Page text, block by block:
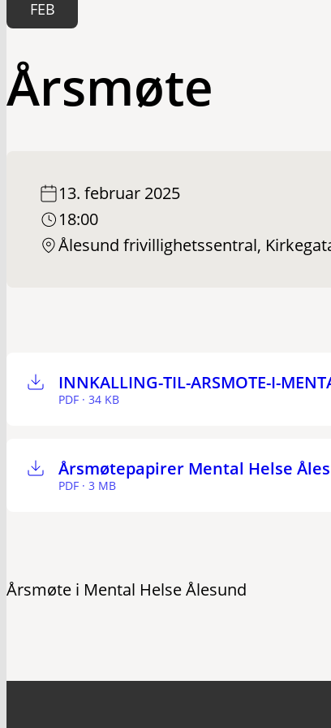
FEB
Årsmøte
13. februar 2025
18:00
Ålesund frivillighetssentral,
INNKALLING-TIL-ARSMOTE-I-
PDF · 34 KB
Årsmøtepapirer Mental Helse
PDF · 3 MB
Årsmøte i Mental Helse Ålesund